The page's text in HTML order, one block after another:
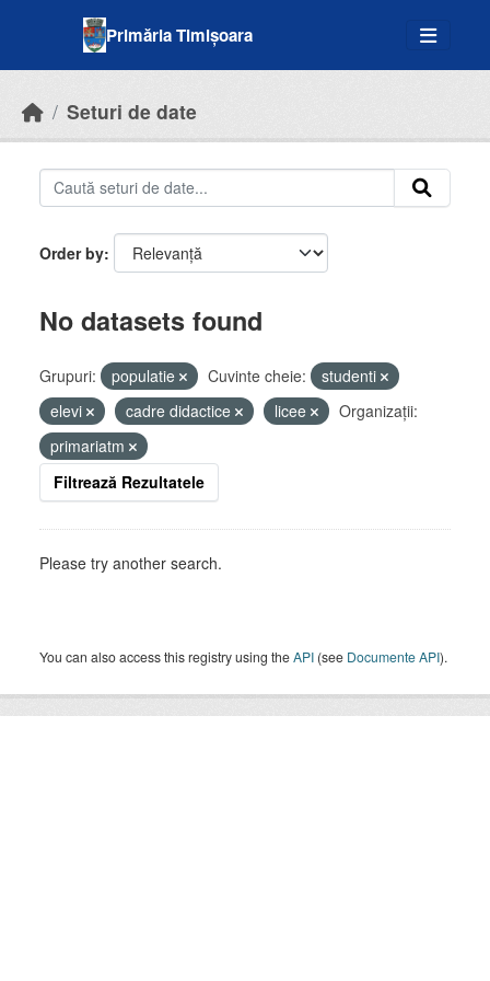
Primăria Timișoara
Seturi de date
Order by
No datasets found
Grupuri: populatie Cuvinte cheie:
studenti
elevi
cadre didactice licee
Organizații:
primariatm
Filtrează Rezultatele
Please try another search.
You can also access this registry using theAPI (see Documente API).